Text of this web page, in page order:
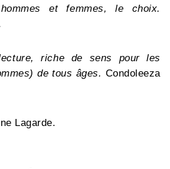
et femmes, le choix.
riche de sens pour les
de tous âges. Condoleeza
Lagarde.